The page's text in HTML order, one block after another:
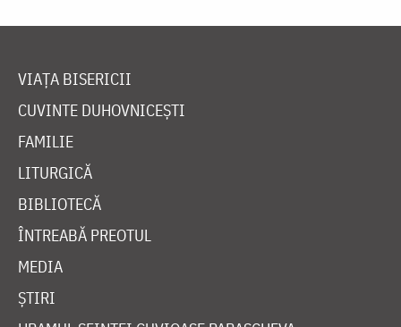
VIAȚA BISERICII
CUVINTE DUHOVNICEȘTI
FAMILIE
LITURGICĂ
BIBLIOTECĂ
ÎNTREABĂ PREOTUL
MEDIA
ȘTIRI